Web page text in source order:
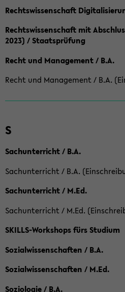
Rechtswissenschaft
Rechtswissenschaft mit
2023) / Staatsprüfung
Recht und Management / B.A.
Recht und Management / B.A.
S
Sachunterricht / B.A.
Sachunterricht / B.A.
Sachunterricht / M.Ed.
Sachunterricht / M.Ed.
SKILLS-Workshops fürs Studium
Sozialwissenschaften / B.A.
Sozialwissenschaften / M.Ed.
Soziologie / B.A.